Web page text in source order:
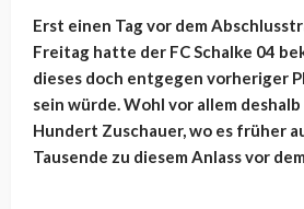
Erst einen Tag vor dem
Freitag hatte der FC Schalke 04
dieses doch entgegen vorheriger
sein würde. Wohl vor allem
Hundert Zuschauer, wo es früher
Tausende zu diesem Anlass vor